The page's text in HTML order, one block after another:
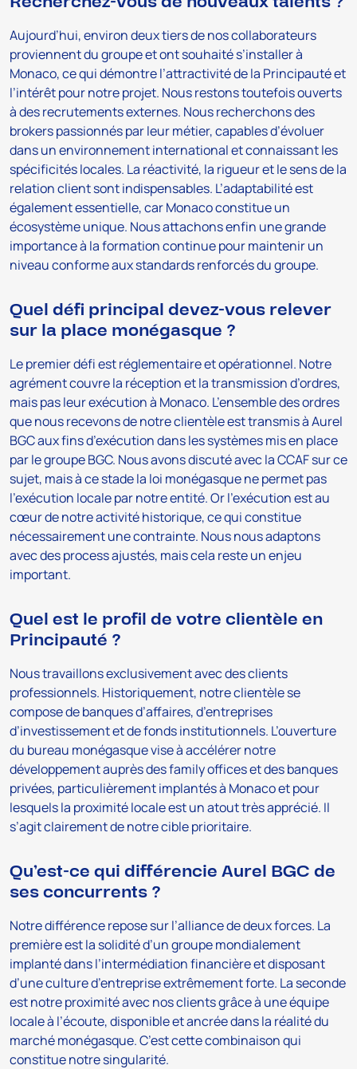
Aujourd’hui, environ deux tiers de nos collaborateurs
proviennent du groupe et ont souhaité s’installer à
Monaco, ce qui démontre l’attractivité de la Principauté et
l’intérêt pour notre projet. Nous restons toutefois ouverts
à des recrutements externes. Nous recherchons des
brokers passionnés par leur métier, capables d’évoluer
dans un environnement international et connaissant les
spécificités locales. La réactivité, la rigueur et le sens de la
relation client sont indispensables. L’adaptabilité est
également essentielle, car Monaco constitue un
écosystème unique. Nous attachons enfin une grande
importance à la formation continue pour maintenir un
niveau conforme aux standards renforcés du groupe.
Quel défi principal devez-vous relever
sur la place monégasque ?
Le premier défi est réglementaire et opérationnel. Notre
agrément couvre la réception et la transmission d’ordres,
mais pas leur exécution à Monaco. L’ensemble des ordres
que nous recevons de notre clientèle est transmis à Aurel
BGC aux fins d’exécution dans les systèmes mis en place
par le groupe BGC. Nous avons discuté avec la CCAF sur ce
sujet, mais à ce stade la loi monégasque ne permet pas
l’exécution locale par notre entité. Or l’exécution est au
cœur de notre activité historique, ce qui constitue
nécessairement une contrainte. Nous nous adaptons
avec des process ajustés, mais cela reste un enjeu
important.
Quel est le profil de votre clientèle en
Principauté ?
Nous travaillons exclusivement avec des clients
professionnels. Historiquement, notre clientèle se
compose de banques d’affaires, d’entreprises
d’investissement et de fonds institutionnels. L’ouverture
du bureau monégasque vise à accélérer notre
développement auprès des family offices et des banques
privées, particulièrement implantés à Monaco et pour
lesquels la proximité locale est un atout très apprécié. Il
s’agit clairement de notre cible prioritaire.
Qu’est-ce qui différencie Aurel BGC de
ses concurrents ?
Notre différence repose sur l’alliance de deux forces. La
première est la solidité d’un groupe mondialement
implanté dans l’intermédiation financière et disposant
d’une culture d’entreprise extrêmement forte. La seconde
est notre proximité avec nos clients grâce à une équipe
locale à l’écoute, disponible et ancrée dans la réalité du
marché monégasque. C’est cette combinaison qui
constitue notre singularité.